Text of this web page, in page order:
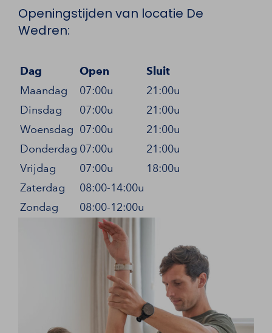
Openingstijden van locatie De
Wedren:
Dag Open
Sluit
Maandag
07:00u
21:00u
Dinsdag
07:00u
21:00u
Woensdag 07:00u
21:00u
Donderdag 07:00u
21:00u
Vrijdag
07:00u
18:00u
Zaterdag
08:00-14:00u
Zondag
08:00-12:00u